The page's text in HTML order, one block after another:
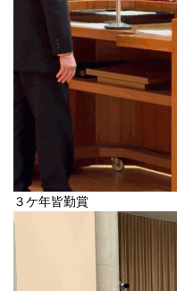
３ケ年皆勤賞